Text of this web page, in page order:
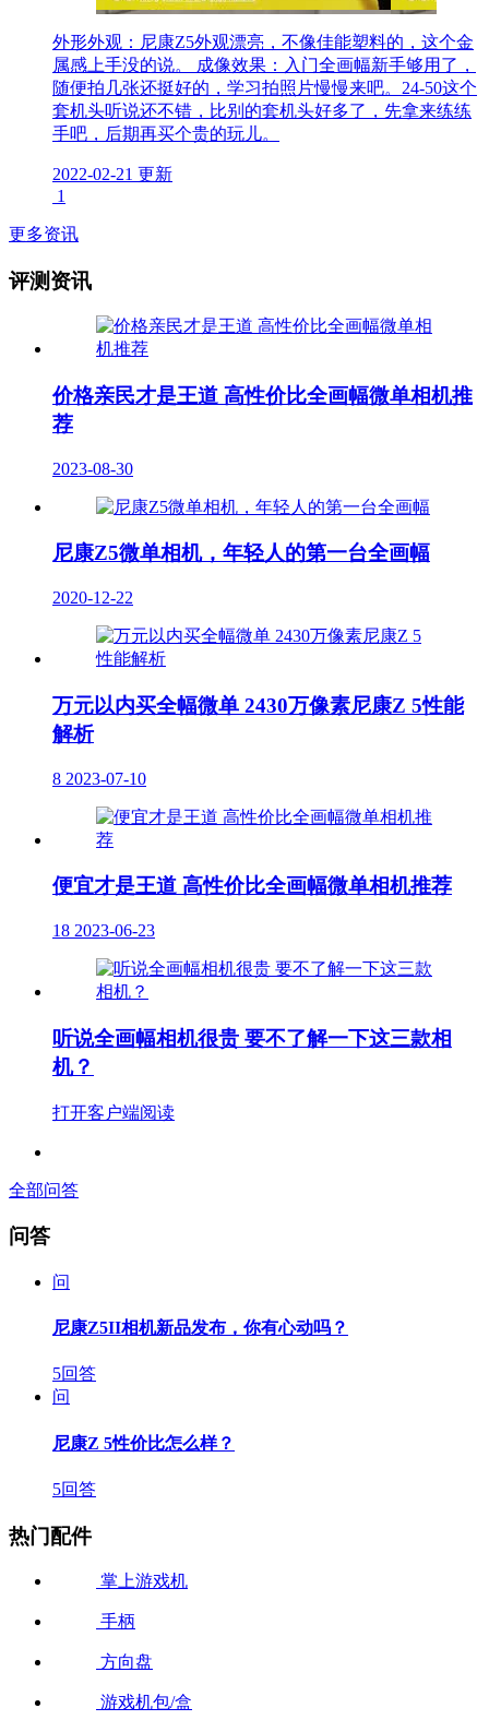
外形外观：尼康Z5外观漂亮，不像佳能塑料的，这个金
属感上手没的说。 成像效果：入门全画幅新手够用了，
随便拍几张还挺好的，学习拍照片慢慢来吧。24-50这个
套机头听说还不错，比别的套机头好多了，先拿来练练
手吧，后期再买个贵的玩儿。
2022-02-21 更新
1
更多资讯
评测资讯
价格亲民才是王道 高性价比全画幅微单相机推
荐
2023-08-30
尼康Z5微单相机，年轻人的第一台全画幅
2020-12-22
万元以内买全幅微单 2430万像素尼康Z 5性能
解析
8 2023-07-10
便宜才是王道 高性价比全画幅微单相机推荐
18 2023-06-23
听说全画幅相机很贵 要不了解一下这三款相
机？
打开客户端阅读
全部问答
问答
问
尼康Z5II相机新品发布，你有心动吗？
5回答
问
尼康Z 5性价比怎么样？
5回答
热门配件
掌上游戏机
手柄
方向盘
游戏机包/盒